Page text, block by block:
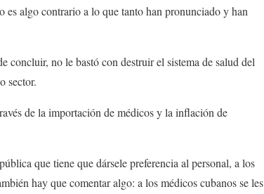
es algo contrario a lo que tanto han pronunciado y han
concluir, no le bastó con destruir el sistema de salud del
sector.
de la importación de médicos y la inflación de
que tiene que dársele preferencia al personal, a los
hay que comentar algo: a los médicos cubanos se les